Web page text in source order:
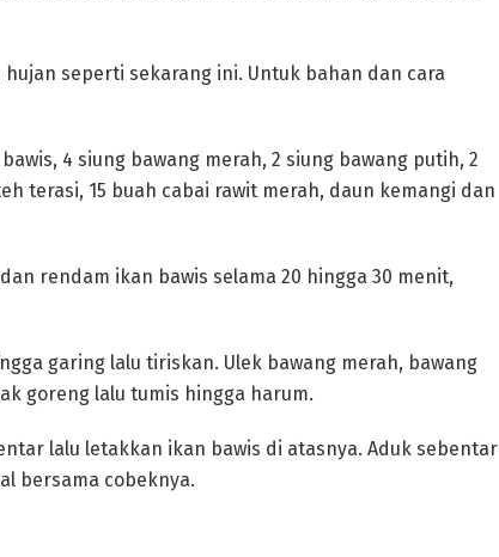
seperti sekarang ini. Untuk bahan dan cara
4 siung bawang merah, 2 siung bawang putih, 2
terasi, 15 buah cabai rawit merah, daun kemangi dan
rendam ikan bawis selama 20 hingga 30 menit,
garing lalu tiriskan. Ulek bawang merah, bawang
goreng lalu tumis hingga harum.
lalu letakkan ikan bawis di atasnya. Aduk sebentar
bersama cobeknya.